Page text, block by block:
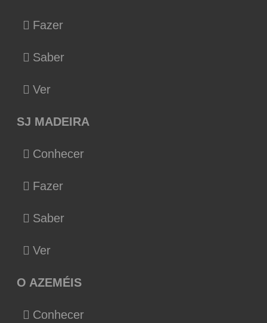
Fazer
Saber
Ver
SJ MADEIRA
Conhecer
Fazer
Saber
Ver
O AZEMÉIS
Conhecer